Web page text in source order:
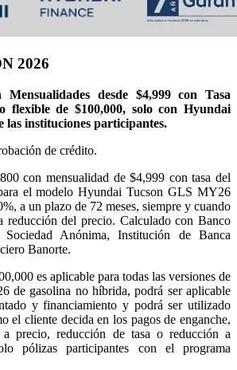
2026
Mensualidades desde $4,999 con Tasa
flexible de $100,000, solo con Hyundai
las instituciones participantes.
de crédito.
con mensualidad de $4,999 con tasa del
el modelo Hyundai Tucson GLS MY26
a un plazo de 72 meses, siempre y cuando
reducción del precio. Calculado con Banco
Anónima, Institución de Banca
Banorte.
es aplicable para todas las versiones de
de gasolina no híbrida, podrá ser aplicable
y financiamiento y podrá ser utilizado
el cliente decida en los pagos de enganche,
a precio, reducción de tasa o reducción a
pólizas participantes con el programa